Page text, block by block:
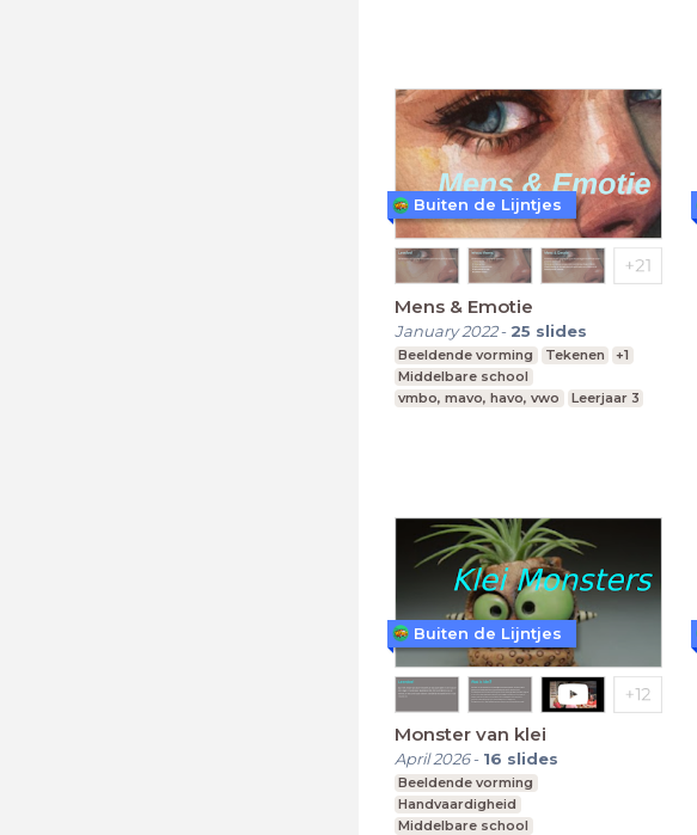
Mens & Emotie
January 2022- 25 slides
Beeldende vorming Tekenen
+1
Middelbare school
vmbo, mavo, havo, vwo
Leerjaar 3
Buiten de Lijntjes
Monster van klei
April 2026- 16 slides
Beeldende vorming
Handvaardigheid
Middelbare school
Buiten de Lijntjes